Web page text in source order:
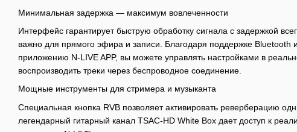
Минимальная задержка — максимум вовлеченности
Интерфейс гарантирует быструю обработку сигнала с задержкой
важно для прямого эфира и записи. Благодаря поддержке
приложению N-LIVE APP, вы можете управлять настройками в
воспроизводить треки через беспроводное соединение.
Мощные инструменты для стримера и музыканта
Специальная кнопка RVB позволяет активировать реверберацию
легендарный гитарный канал TSAC-HD White Box дает доступ к